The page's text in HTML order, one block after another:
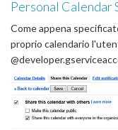
Personal Calendar
Come appena
proprio calendario